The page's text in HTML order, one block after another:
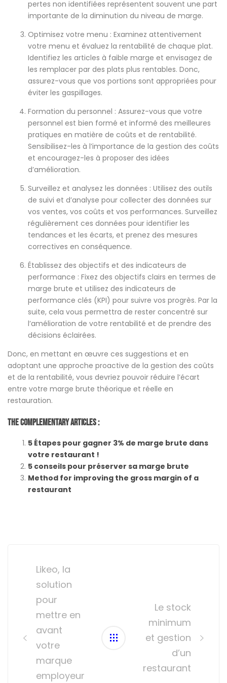
pertes non identifiées représentent souvent une part
importante de la diminution du niveau de marge.
Optimisez votre menu : Examinez attentivement
votre menu et évaluez la rentabilité de chaque plat.
Identifiez les articles à faible marge et envisagez de
les remplacer par des plats plus rentables. Donc,
assurez-vous que vos portions sont appropriées pour
éviter les gaspillages.
Formation du personnel : Assurez-vous que votre
personnel est bien formé et informé des meilleures
pratiques en matière de coûts et de rentabilité.
Sensibilisez-les à l’importance de la gestion des coûts
et encouragez-les à proposer des idées
d’amélioration.
Surveillez et analysez les données : Utilisez des outils
de suivi et d’analyse pour collecter des données sur
vos ventes, vos coûts et vos performances. Surveillez
régulièrement ces données pour identifier les
tendances et les écarts, et prenez des mesures
correctives en conséquence.
Établissez des objectifs et des indicateurs de
performance : Fixez des objectifs clairs en termes de
marge brute et utilisez des indicateurs de
performance clés (KPI) pour suivre vos progrès. Par la
suite, cela vous permettra de rester concentré sur
l’amélioration de votre rentabilité et de prendre des
décisions éclairées.
Donc, en mettant en œuvre ces suggestions et en
adoptant une approche proactive de la gestion des coûts
et de la rentabilité, vous devriez pouvoir réduire l’écart
entre votre marge brute théorique et réelle en
restauration.
The Complementary Articles :
5 Étapes pour gagner 3% de marge brute dans
votre restaurant !
5 conseils pour préserver sa marge brute
Method for improving the gross margin of a
restaurant
navigationLikeo, la
solution
pour
mettre en
avant
votre
marque
employeur
Le stock
minimum
et gestion
d’un
restaurant